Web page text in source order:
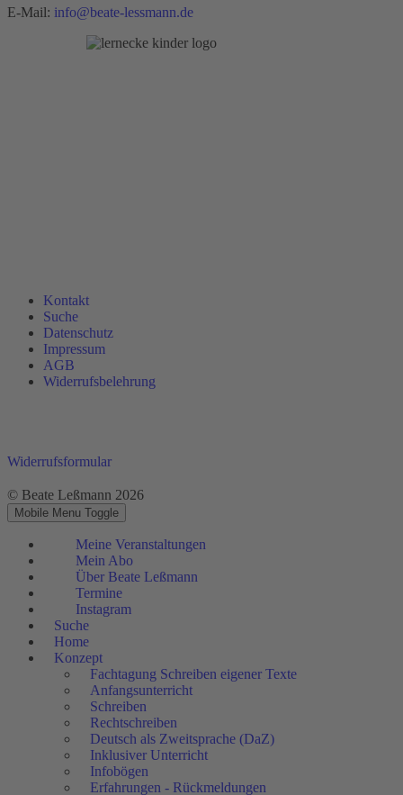
E-Mail: info@beate-lessmann.de
Kontakt
Suche
Datenschutz
Impressum
AGB
Widerrufsbelehrung
Widerrufsformular
© Beate Leßmann 2026
Mobile Menu Toggle
Meine Veranstaltungen
Mein Abo
Über Beate Leßmann
Termine
Instagram
Suche
Home
Konzept
Fachtagung Schreiben eigener Texte
Anfangsunterricht
Schreiben
Rechtschreiben
Deutsch als Zweitsprache (DaZ)
Inklusiver Unterricht
Infobögen
Erfahrungen - Rückmeldungen